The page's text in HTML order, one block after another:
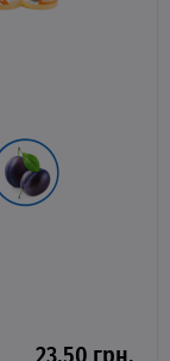
23.50 грн.